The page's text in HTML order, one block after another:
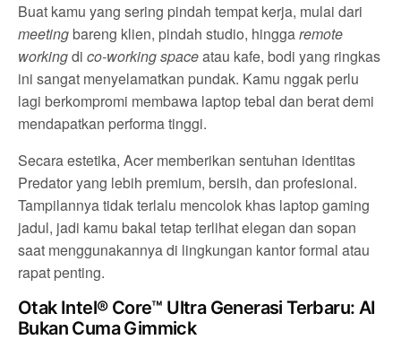
Buat kamu yang sering pindah tempat kerja, mulai dari
meetingbareng klien, pindah studio, hinggaremote
workingdico-working spaceatau kafe, bodi yang ringkas
ini sangat menyelamatkan pundak. Kamu nggak perlu
lagi berkompromi membawa laptop tebal dan berat demi
mendapatkan performa tinggi.
Secara estetika, Acer memberikan sentuhan identitas
Predator yang lebih premium, bersih, dan profesional.
Tampilannya tidak terlalu mencolok khas laptop gaming
jadul, jadi kamu bakal tetap terlihat elegan dan sopan
saat menggunakannya di lingkungan kantor formal atau
rapat penting.
Otak Intel® Core™ Ultra Generasi Terbaru: AI
Bukan Cuma Gimmick